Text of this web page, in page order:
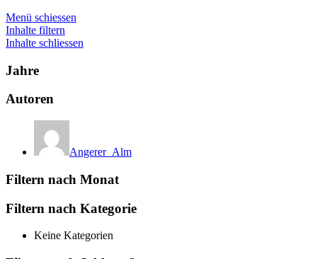
Menü schiessen
Inhalte filtern
Inhalte schliessen
Jahre
Autoren
Angerer_Alm
Filtern nach Monat
Filtern nach Kategorie
Keine Kategorien